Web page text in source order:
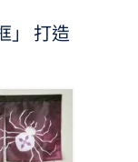
」 打造